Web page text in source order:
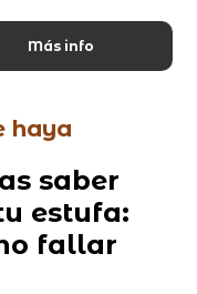
Más info
haya
saber
estufa:
fallar